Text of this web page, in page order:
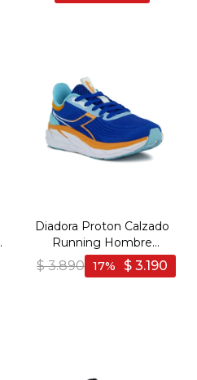
Diadora Proton Calzado
Running Hombre
BLUE/ORANGE - Azul-
Naranja
$ 3.890 $ 3.190
17